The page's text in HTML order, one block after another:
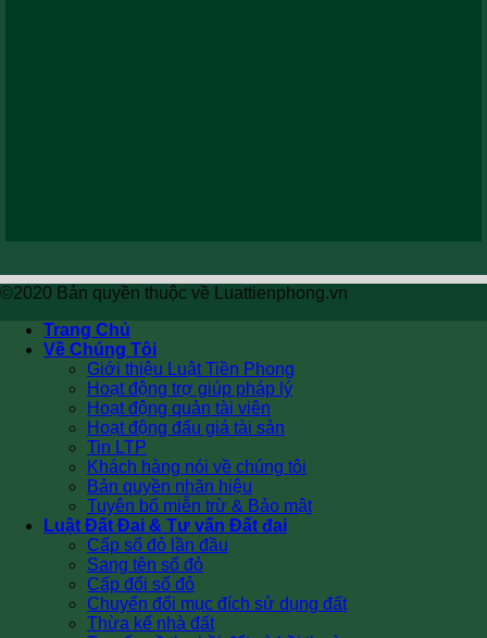
©2020 Bản quyền thuộc về Luattienphong.vn
Trang Chủ
Về Chúng Tôi
Giới thiệu Luật Tiền Phong
Hoạt động trợ giúp pháp lý
Hoạt động quản tài viên
Hoạt động đấu giá tài sản
Tin LTP
Khách hàng nói về chúng tôi
Bản quyền nhãn hiệu
Tuyên bố miễn trừ & Bảo mật
Luật Đất Đai & Tư vấn Đất đai
Cấp sổ đỏ lần đầu
Sang tên sổ đỏ
Cấp đổi sổ đỏ
Chuyển đổi mục đích sử dụng đất
Thừa kế nhà đất